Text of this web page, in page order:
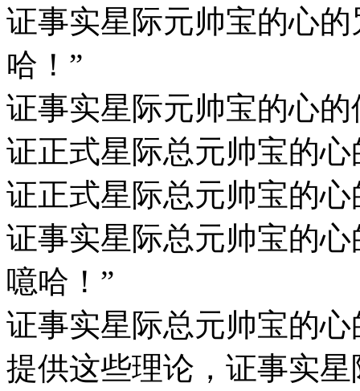
证事实星际元帅宝的心
哈！”
证事实星际元帅宝的心
证正式星际总元帅宝的
证正式星际总元帅宝的
证事实星际总元帅宝的
噫哈！”
证事实星际总元帅宝的
提供这些理论，证事实